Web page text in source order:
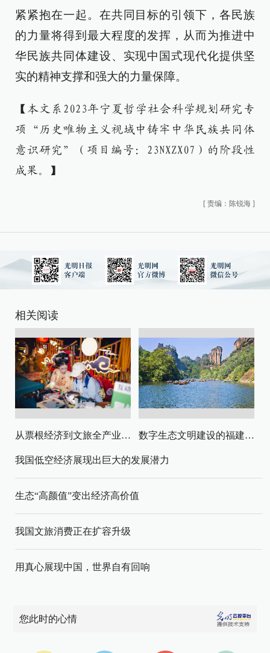
紧紧抱在一起。在共同目标的引领下，各民族
的力量将得到最大程度的发挥，从而为推进中
华民族共同体建设、实现中国式现代化提供坚
实的精神支撑和强大的力量保障。
【本文系2023年宁夏哲学社会科学规划研究专
项“历史唯物主义视域中铸牢中华民族共同体
意识研究”（项目编号：23NXZX07）的阶段性
成果。】
[ 责编：陈锐海 ]
相关阅读
从票根经济到文旅全产业链升级 数字生态文明建设的福建路径与启示
我国低空经济展现出巨大的发展潜力
生态“高颜值”变出经济高价值
我国文旅消费正在扩容升级
用真心展现中国，世界自有回响
您此时的心情